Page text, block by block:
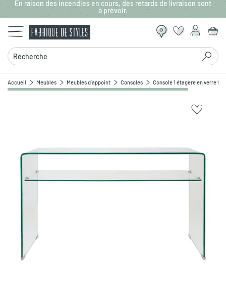
Aller au contenu principal
En raison des incendies en cours, des retards de livraison sont
à prévoir.
Recherche
Accueil Meubles Meubles d'appoint Consoles Console 1 étagère en verre